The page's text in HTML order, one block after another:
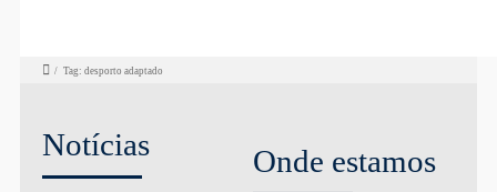
/ Tag: desporto adaptado
Notícias Onde estamos